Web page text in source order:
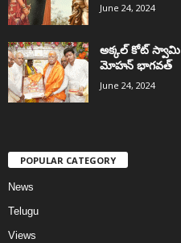
June 24, 2024
అక్కల్‌ కోట్‌ స్వామి
మోహన్ భాగవత్
June 24, 2024
POPULAR CATEGORY
News
Telugu
Views